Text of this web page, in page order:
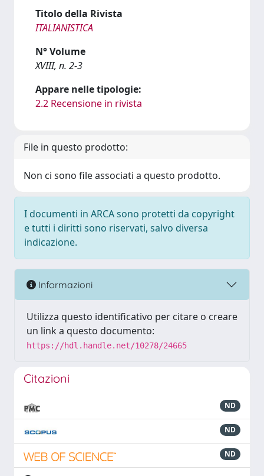
Titolo della Rivista
ITALIANISTICA
N° Volume
XVIII, n. 2-3
Appare nelle tipologie:
2.2 Recensione in rivista
File in questo prodotto:
Non ci sono file associati a questo prodotto.
I documenti in ARCA sono protetti da copyright
e tutti i diritti sono riservati, salvo diversa
indicazione.
Informazioni
Utilizza questo identificativo per citare o creare
un link a questo documento:
https://hdl.handle.net/10278/24665
Citazioni
ND
ND
ND